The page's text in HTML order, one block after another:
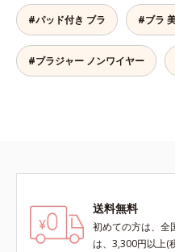
ストをつくるから、上半身を一回り
ほっそり見せてくれます。※価格は
サイズによって異なります。
#パッド付き ブラ #ブラ
#ブラジャー ノンワイヤー
送料無料
初めての方は、全
は、3,300円以上(